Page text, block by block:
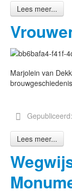
Lees meer...
Marjolein van
Lees meer...